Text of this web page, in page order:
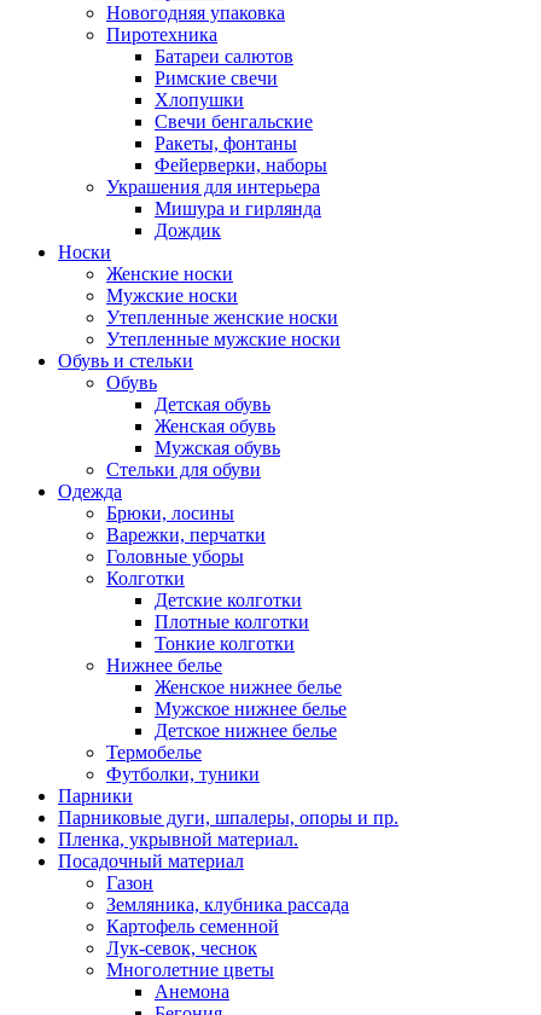
Новогодняя упаковка
Пиротехника
Батареи салютов
Римские свечи
Хлопушки
Свечи бенгальские
Ракеты, фонтаны
Фейерверки, наборы
Украшения для интерьера
Мишура и гирлянда
Дождик
Носки
Женские носки
Мужские носки
Утепленные женские носки
Утепленные мужские носки
Обувь и стельки
Обувь
Детская обувь
Женская обувь
Мужская обувь
Стельки для обуви
Одежда
Брюки, лосины
Варежки, перчатки
Головные уборы
Колготки
Детские колготки
Плотные колготки
Тонкие колготки
Нижнее белье
Женское нижнее белье
Мужское нижнее белье
Детское нижнее белье
Термобелье
Футболки, туники
Парники
Парниковые дуги, шпалеры, опоры и пр.
Пленка, укрывной материал.
Посадочный материал
Газон
Земляника, клубника рассада
Картофель семенной
Лук-севок, чеснок
Многолетние цветы
Анемона